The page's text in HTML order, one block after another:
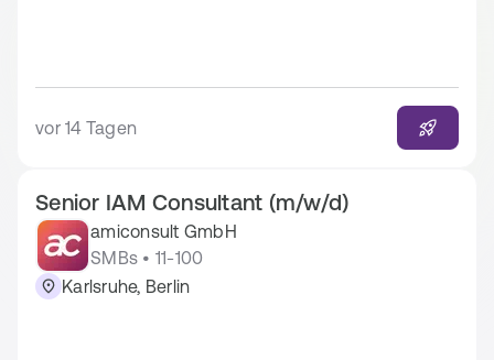
vor 14 Tagen
Senior IAM Consultant (m/w/d)
amiconsult GmbH
SMBs • 11-100
Karlsruhe, Berlin